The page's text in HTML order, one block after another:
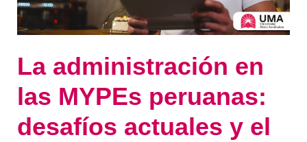
La administración en
las MYPEs peruanas:
desafíos actuales y el
rol
la